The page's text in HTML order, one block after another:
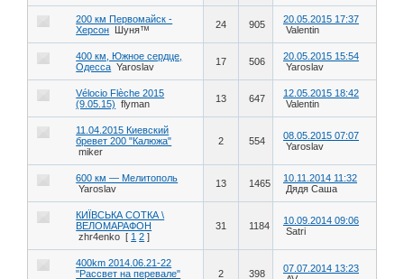
200 км Первомайск -
Херсон
Шуня™ 24 905
20.05.2015 17:37
Valentin
400 км, Южное сердце,
Одесса Yaroslav 17 506
20.05.2015 15:54
Yaroslav
Vélocio Flèche 2015
(9.05.15)
flyman 13 647
12.05.2015 18:42
Valentin
11.04.2015 Киевский
бревет 200 "Калюжа"
miker
2 554
08.05.2015 07:07
Yaroslav
600 км — Мелитополь
Yaroslav
13 1465
10.11.2014 11:32
Дядя Саша
КИЇВСЬКА СОТКА \
ВЕЛОМАРАФОН
zhr4enko [ 1 2 ]
31 1184
10.09.2014 09:06
Satri
400km 2014.06.21-22
"Рассвет на перевале"
2 398
07.07.2014 13:23